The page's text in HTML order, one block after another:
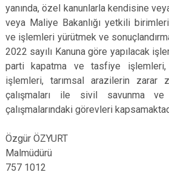
yanında, özel kanunlarla kendisine
veya Maliye Bakanlığı yetkili
ve işlemleri yürütmek ve
2022 sayılı Kanuna göre yapılacak
parti kapatma ve tasfiye işlemleri,
işlemleri, tarımsal arazilerin zarar
çalışmaları ile sivil savunma ve
çalışmalarındaki görevleri
Özgür ÖZYURT
Malmüdürü
757 1012